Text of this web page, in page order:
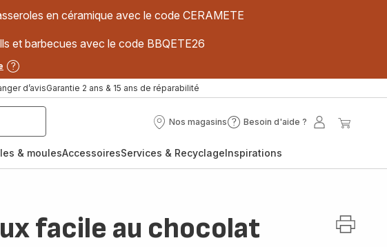
en céramique avec le code CERAMETE
et barbecues avec le code BBQETE26
d’avisGarantie 2 ans & 15 ans de réparabilité
Nos magasins
Nos
Besoin d'aide ?
Besoin
?
Mon
& moulesAccessoiresServices & RecyclageInspirations
facile au chocolat